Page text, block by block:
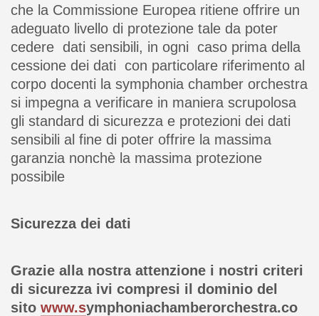
che la Commissione Europea ritiene offrire un
adeguato livello di protezione tale da poter
cedere dati sensibili, in ogni caso prima della
cessione dei dati con particolare riferimento al
corpo docenti la symphonia chamber orchestra
si impegna a verificare in maniera scrupolosa
gli standard di sicurezza e protezioni dei dati
sensibili al fine di poter offrire la massima
garanzia nonchè la massima protezione
possibile
Sicurezza dei dati
Grazie alla nostra attenzione i nostri criteri
di sicurezza ivi compresi il dominio del
sito www.symphoniachamberorchestra.co